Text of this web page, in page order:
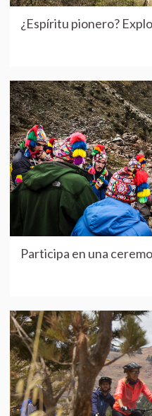
¿Espíritu pionero?
Participa en una